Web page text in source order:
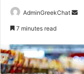
AdminGreekChat
7 minutes read